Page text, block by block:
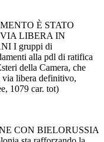
È STATO
LIBERA IN
I gruppi di
alla pdl di ratifica
della Camera, che
via libera definitivo,
1079 car. tot)
CON BIELORUSSIA